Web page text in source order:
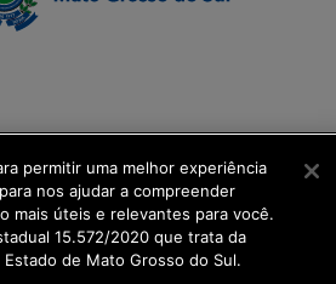
permitir uma melhor experiência
nos ajudar a compreender
mais úteis e relevantes para você.
15.572/2020 que trata da
Estado de Mato Grosso do Sul.